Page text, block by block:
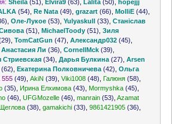
Sheila (51) ,Elvira9 (63) ,Lalita (50) ,hopejjj
(54) ,Re Nata (49) ,grazart (66) ,MolliE (44)
,Оле-Лукое (53) ,Yulyaskull (33) ,Станіслав
(51) ,MichaelToody (51) ,Зиля
,TomCatGun (47) ,Александр032 (45)
,Анастасия Ли (36) ,CornellMck (39)
Стриевская (34) ,Дарья Булкина (27) ,Arsen
(62) ,Екатерина Полковничева (42) ,Ольга
555 (49) ,AkiN (39) ,Viki1008 (48) Галюня (58)
(35) Ирина Елхимова (43) Mormyshka (45)
(46) ,UFGMozelle (46) ,manrain (53) ,Azamat
(38) ,gamakichi (33) ,9861421905 (36)